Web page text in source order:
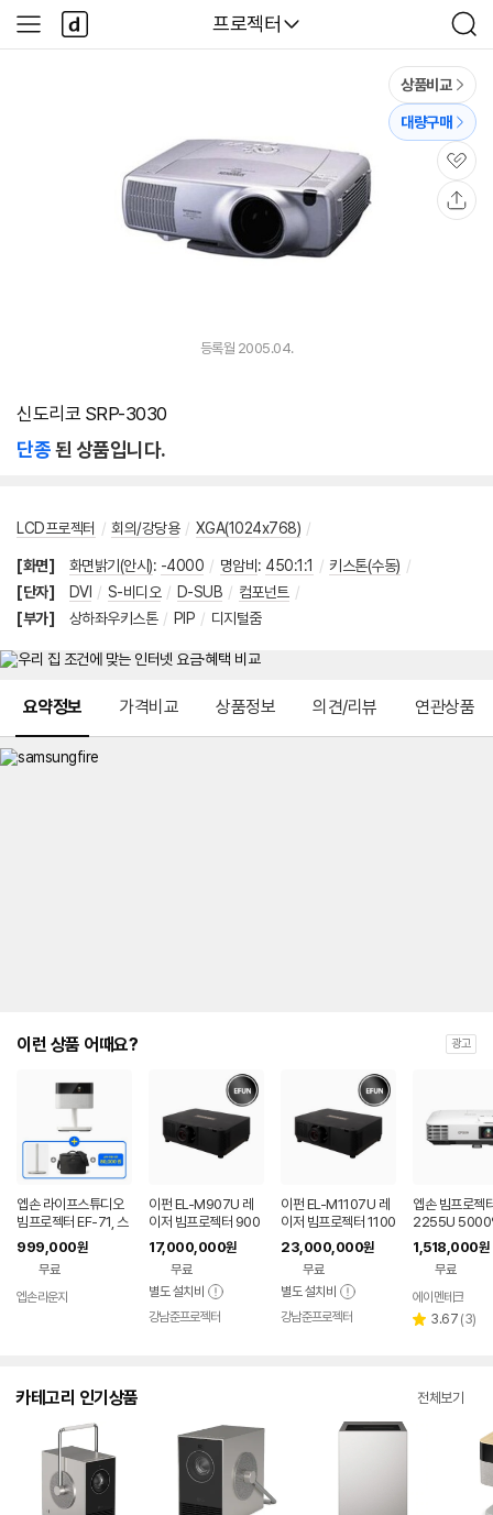
다나와
프로젝터
검
색
사
이
다
나
와
상품비교
대량구매
관
심
등록월 2005.04.
신도리코 SRP-3030
단종된 상품입니다.
LCD프로젝터 / 회의/강당용 / XGA(1024x768) /
[화면] 화면밝기(안시): -4000 / 명암비 : 450:1:1 / 키스톤(수동) /
[단자]
DVI / S-비디오 / D-SUB / 컴포넌트 /
[부가]
상하좌우키스톤 / PIP / 디지털줌
요약정보 가격비교 상품정보 의견/리뷰 연관상품
이런 상품 어때요? 광고
엡손 라이프스튜디오
빔프로젝터 EF-71, 스
탠드, 가방, APP 10만
원 쿠폰 증정
999,000원
무료
엡손라운지
이펀 EL-M907U 레
이저 빔프로젝터 900
0안시 풀HD WUXG
A 강당용
17,000,000원
무료
별도 설치비
강남준프로젝터
이펀 EL-M1107U 레
이저 빔프로젝터 1100
0안시 풀HD WUXG
A 강당용 고안시
23,000,000원
무료
별도 설치비
강남준프로젝터
엡손 빔프로젝
2255U 5000
UXGA
1,518,000원
무료
페
에이멘테크
별 3.67 리
(3)
카테고리 인기상품 전체보기